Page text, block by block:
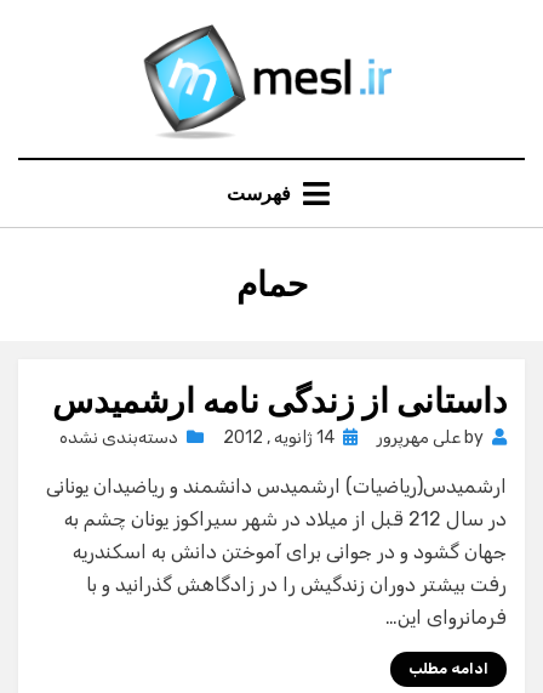
فهرست
برچسب
:
حمام
داستانی از زندگی نامه ارشمیدس
by علی مهرپرور
Posted
14 ژانویه , 2012 دسته‌بندی نشده
ارشمیدس(ریاضیات) ارشمیدس دانشمند و ریاضیدان یونانی
در سال 212 قبل از میلاد در شهر سیراکوز یونان چشم به
جهان گشود و در جوانی برای آموختن دانش به اسکندریه
رفت بیشتر دوران زندگیش را در زادگاهش گذرانید و با
فرمانروای این…
ادامه مطلب